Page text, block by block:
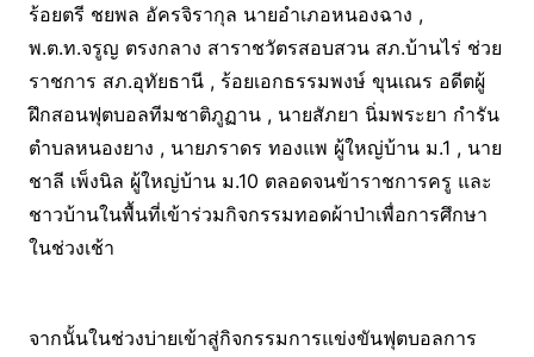
ร้อยตรี ชยพล อัครจิรากุล นายอำเภอหนองฉาง ,
พ.ต.ท.จรูญ ตรงกลาง สาราชวัตรสอบสวน สภ.บ้านไร่ ช่วย
ราชการ สภ.อุทัยธานี , ร้อยเอกธรรมพงษ์ ขุนเณร อดีตผู้
ฝึกสอนฟุตบอลทีมชาติภูฏาน , นายสัภยา นิ่มพระยา กำรัน
ตำบลหนองยาง , นายภราดร ทองแพ ผู้ใหญ่บ้าน ม.1 , นาย
ชาลี เพ็งนิล ผู้ใหญ่บ้าน ม.10 ตลอดจนข้าราชการครู และ
ชาวบ้านในพื้นที่เข้าร่วมกิจกรรมทอดผ้าป่าเพื่อการศึกษา
ในช่วงเช้า
จากนั้นในช่วงบ่ายเข้าสู่กิจกรรมการแข่งขันฟุตบอลการ